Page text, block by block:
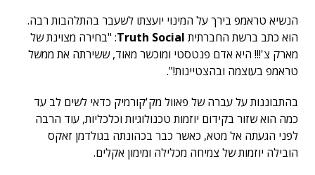
הנשיא טראמפ בירך על המינוי יועצתו לשעבר בהתלהבות רבה.
הוא כתב ברשת החברתית Truth Social: "בחירה מצוינת של
מארק צ'!!! היא אדם פנטסטי ומוכשר מאוד, ששירתה את ממשל
טראמפ בעוצמה ובהצטיינות!".
בהתבוננות על עברה של פאוול מק'קורמיק כדאי לשים לב עד
כמה הוא שזור בקידום יוזמות טכנולוגיות וכלכליות, עוד הרבה
לפני הגעתה אל מטא, כאשר כבר בכהונתה בגולדמן זאקס
הובילה יוזמות של צמיחה מכלילה ומימון אקלים.